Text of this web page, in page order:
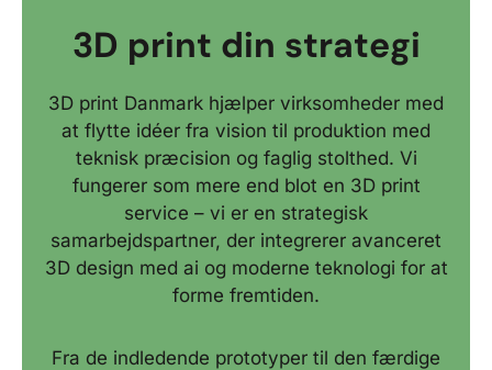
3D print din strategi
3D print Danmark hjælper virksomheder med
at flytte idéer fra vision til produktion med
teknisk præcision og faglig stolthed. Vi
fungerer som mere end blot en 3D print
service – vi er en strategisk
samarbejdspartner, der integrerer avanceret
3D design med ai og moderne teknologi for at
forme fremtiden.
Fra de indledende prototyper til den færdige